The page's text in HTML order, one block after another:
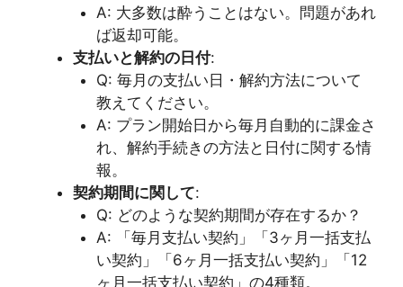
A: 大多数は酔うことはない。問題があれ
ば返却可能。
支払いと解約の日付:
Q: 毎月の支払い日・解約方法について
教えてください。
A: プラン開始日から毎月自動的に課金さ
れ、解約手続きの方法と日付に関する情
報。
契約期間に関して:
Q: どのような契約期間が存在するか？
A: 「毎月支払い契約」「3ヶ月一括支払
い契約」「6ヶ月一括支払い契約」「12
ヶ月一括支払い契約」の4種類。